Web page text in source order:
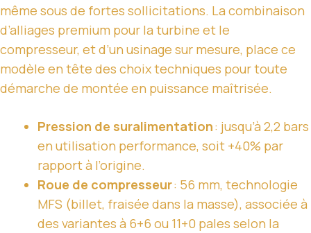
même sous de fortes sollicitations. La combinaison
d’alliages premium pour la turbine et le
compresseur, et d’un usinage sur mesure, place ce
modèle en tête des choix techniques pour toute
démarche de montée en puissance maîtrisée.
Pression de suralimentation: jusqu’à 2,2 bars
en utilisation performance, soit +40% par
rapport à l’origine.
Roue de compresseur: 56 mm, technologie
MFS (billet, fraisée dans la masse), associée à
des variantes à 6+6 ou 11+0 pales selon la